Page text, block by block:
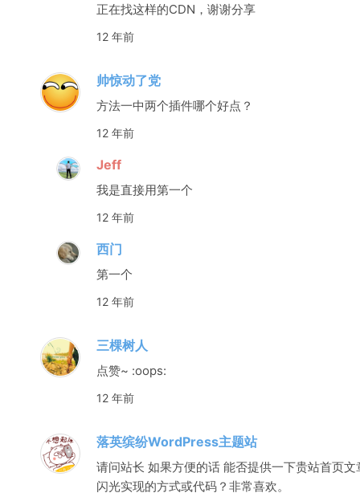
正在找这样的CDN，谢谢分享
12 年前
帅惊动了党
方法一中两个插件哪个好点？
12 年前
Jeff
我是直接用第一个
12 年前
西门
第一个
12 年前
三棵树人
点赞~ :oops:
12 年前
落英缤纷WordPress主题站
请问站长 如果方便的话 能否提供一下贵站首页
闪光实现的方式或代码？非常喜欢。